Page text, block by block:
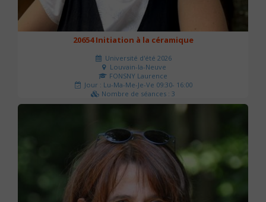
20654 Initiation à la céramique
Université d'été 2026
Louvain-la-Neuve
FONSNY Laurence
Jour : Lu-Ma-Me-Je-Ve 09:30- 16:00
Nombre de séances : 3
190 €